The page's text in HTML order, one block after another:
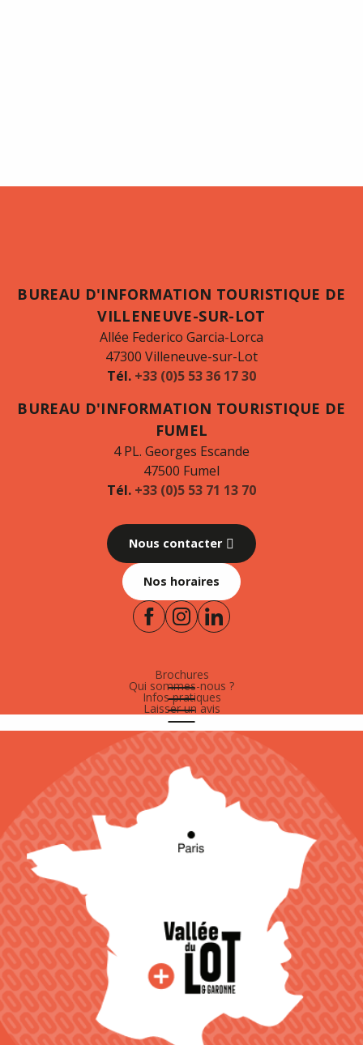
BUREAU D'INFORMATION TOURISTIQUE DE
VILLENEUVE-SUR-LOT
Allée Federico Garcia-Lorca
47300 Villeneuve-sur-Lot
Tél. +33 (0)5 53 36 17 30
BUREAU D'INFORMATION TOURISTIQUE DE
FUMEL
4 PL. Georges Escande
47500 Fumel
Tél. +33 (0)5 53 71 13 70
Nous contacter
Nos horaires
Brochures
Qui sommes-nous ?
Infos pratiques
Laisser un avis